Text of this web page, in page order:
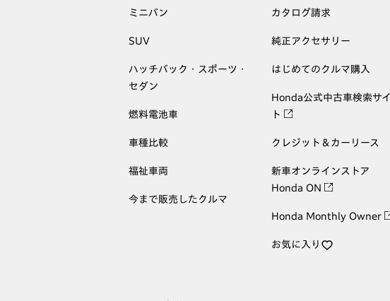
ミニバン
SUV
ハッチバック・スポーツ・
セダン
燃料電池車
車種比較
福祉車両
今まで販売したクルマ
カタログ請求
純正アクセサリー
はじめてのクルマ購入
Honda公式中古車検索サイ
ト
クレジット＆カーリース
新車オンラインストア
Honda ON
Honda Monthly Owner
お気に入り